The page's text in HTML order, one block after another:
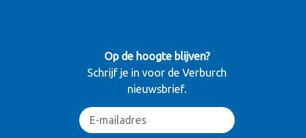
Op de hoogte blijven?
Schrijf je in voor de Verburch
nieuwsbrief.